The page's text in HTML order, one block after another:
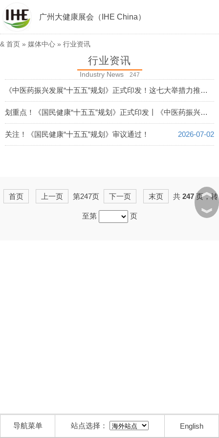
广州大健康展会（IHE China）
& 首页 » 媒体中心 » 行业资讯
行业资讯
Industry News 247
《中医药振兴发展“十五五”规划》正式印发！这七大举措力推中医药产业高速发展
2026-07-23
划重点！《国民健康“十五五”规划》正式印发丨《中医药振兴发展“十五五”规划》获批复
2026-07-02
关注！《国民健康“十五五”规划》审议通过！ 2026-07-02
首页 上一页 第247页 下一页 末页 共 247页，转
至第 页
︽
︾
导航菜单 站点选择： English